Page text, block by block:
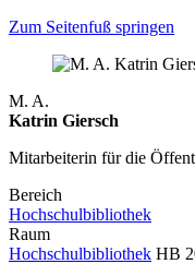
Zum Seitenfuß springen
M. A.
Katrin Giersch
Mitarbeiterin für die
Bereich
Hochschulbibliothek
Raum
Hochschulbibliothek HB